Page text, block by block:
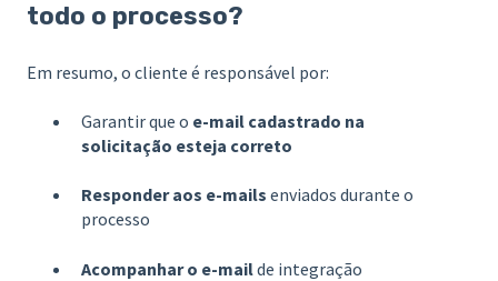
todo o processo?
Em resumo, o cliente é responsável por:
Garantir que o e-mail cadastrado na
solicitação esteja correto
Responder aos e-mails enviados durante o
processo
Acompanhar o e-mailde integração